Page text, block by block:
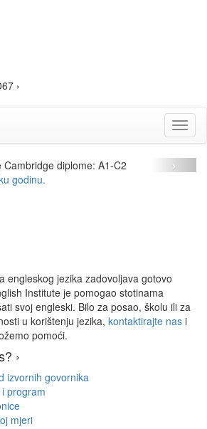
›
diplome: A1-C2
Next
godinu.
engleskog jezika zadovoljava gotovo
Institute je pomogao stotinama
svoj engleski. Bilo za posao, školu ili za
u korištenju jezika, kontaktirajte nas i
pomoći.
›
izvornih govornika
program
mjeri